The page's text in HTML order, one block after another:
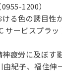
1200）
る色の誘目性
ービスプラッ
神疲労に及ぼ
紀子、福住伸